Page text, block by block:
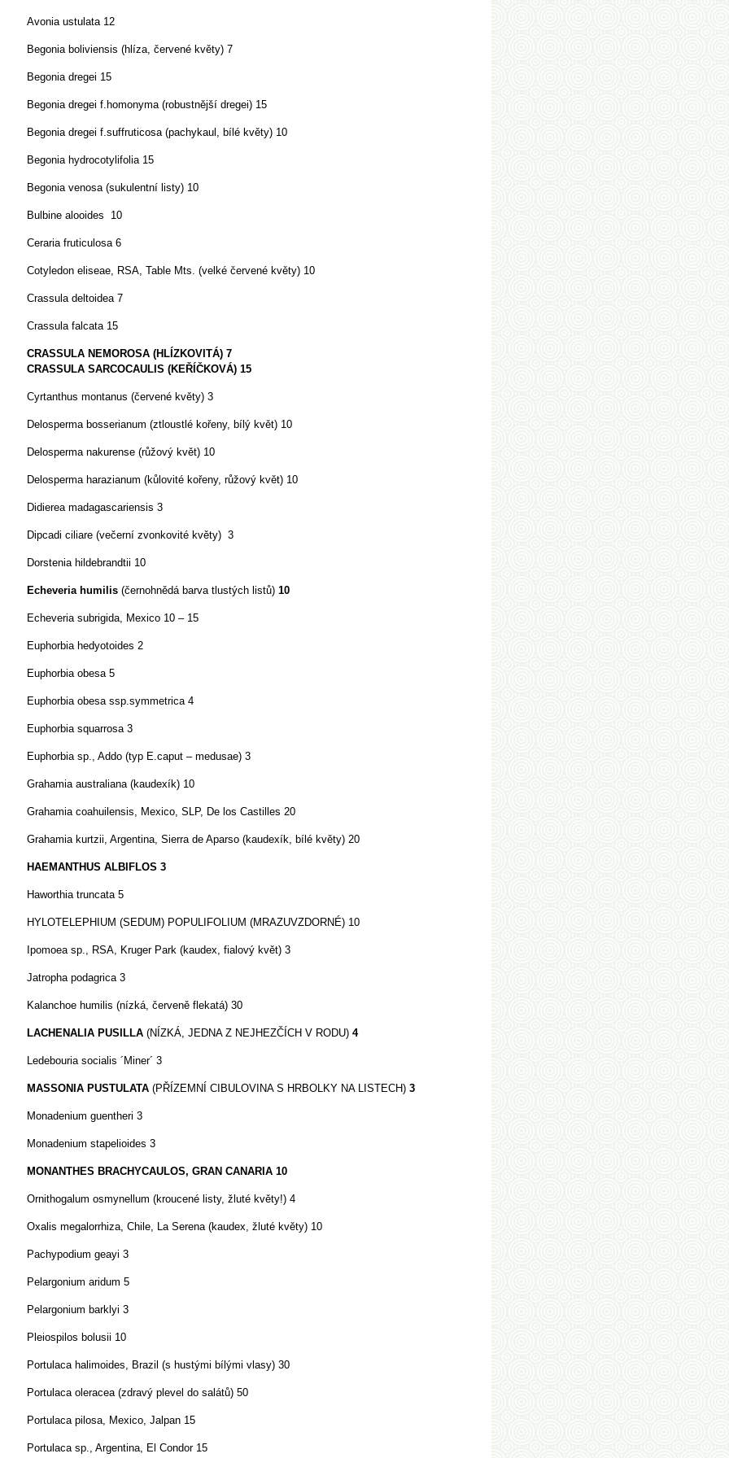
Avonia ustulata 12
Begonia boliviensis (hlíza, červené květy) 7
Begonia dregei 15
Begonia dregei f.homonyma (robustnější dregei) 15
Begonia dregei f.suffruticosa (pachykaul, bílé květy) 10
Begonia hydrocotylifolia 15
Begonia venosa (sukulentní listy) 10
Bulbine alooides 10
Ceraria fruticulosa 6
Cotyledon eliseae, RSA, Table Mts. (velké červené květy) 10
Crassula deltoidea 7
Crassula falcata 15
CRASSULA NEMOROSA (HLÍZKOVITÁ) 7
CRASSULA SARCOCAULIS (KEŘÍČKOVÁ) 15
Cyrtanthus montanus (červené květy) 3
Delosperma bosserianum (ztloustlé kořeny, bílý květ) 10
Delosperma nakurense (růžový květ) 10
Delosperma harazianum (kůlovité kořeny, růžový květ) 10
Didierea madagascariensis 3
Dipcadi ciliare (večerní zvonkovité květy) 3
Dorstenia hildebrandtii 10
Echeveria humilis (černohnědá barva tlustých listů) 10
Echeveria subrigida, Mexico 10 – 15
Euphorbia hedyotoides 2
Euphorbia obesa 5
Euphorbia obesa ssp.symmetrica 4
Euphorbia squarrosa 3
Euphorbia sp., Addo (typ E.caput – medusae) 3
Grahamia australiana (kaudexík) 10
Grahamia coahuilensis, Mexico, SLP, De los Castilles 20
Grahamia kurtzii, Argentina, Sierra de Aparso (kaudexík, bílé květy) 20
HAEMANTHUS ALBIFLOS 3
Haworthia truncata 5
HYLOTELEPHIUM (SEDUM) POPULIFOLIUM (MRAZUVZDORNÉ) 10
Ipomoea sp., RSA, Kruger Park (kaudex, fialový květ) 3
Jatropha podagrica 3
Kalanchoe humilis (nízká, červeně flekatá) 30
LACHENALIA PUSILLA (NÍZKÁ, JEDNA Z NEJHEZČÍCH V RODU) 4
Ledebouria socialis ´Miner´ 3
MASSONIA PUSTULATA (PŘÍZEMNÍ CIBULOVINA S HRBOLKY NA LISTECH) 3
Monadenium guentheri 3
Monadenium stapelioides 3
MONANTHES BRACHYCAULOS, GRAN CANARIA 10
Ornithogalum osmynellum (kroucené listy, žluté květy!) 4
Oxalis megalorrhiza, Chile, La Serena (kaudex, žluté květy) 10
Pachypodium geayi 3
Pelargonium aridum 5
Pelargonium barklyi 3
Pleiospilos bolusii 10
Portulaca halimoides, Brazil (s hustými bílými vlasy) 30
Portulaca oleracea (zdravý plevel do salátů) 50
Portulaca pilosa, Mexico, Jalpan 15
Portulaca sp., Argentina, El Condor 15